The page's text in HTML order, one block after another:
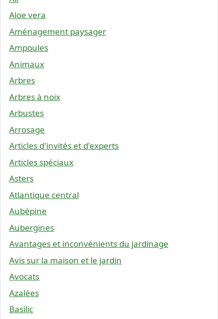
Aloe vera
Aménagement paysager
Ampoules
Animaux
Arbres
Arbres à noix
Arbustes
Arrosage
Articles d'invités et d'experts
Articles spéciaux
Asters
Atlantique central
Aubépine
Aubergines
Avantages et inconvénients du jardinage
Avis sur la maison et le jardin
Avocats
Azalées
Basilic